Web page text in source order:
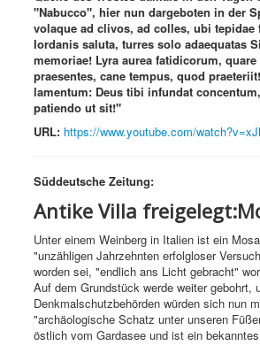
"Nabucco", hier nun dargeboten in der
volaque ad clivos, ad colles, ubi
Iordanis saluta, turres solo adaequatas
memoriae! Lyra aurea fatidicorum,
praesentes, cane tempus, quod
lamentum: Deus tibi infundat
patiendo ut sit!"
URL: https://www.youtube.com/
Süddeutsche Zeitung:
Antike Villa
Unter einem Weinberg in Italien ist ein
"unzähligen Jahrzehnten erfolgloser
worden sei, "endlich ans Licht gebracht"
Auf dem Grundstück werde weiter
Denkmalschutzbehörden würden sich nun
"archäologische Schatz unter unseren
östlich vom Gardasee und ist ein